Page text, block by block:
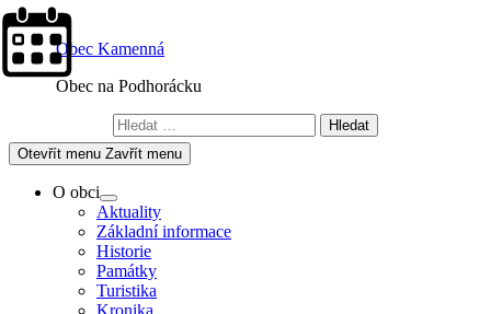
Skip
to
contentObec Kamenná
Obec na Podhorácku
Vyhledávání
Otevřít menu Zavřít menu
O obci
Show
sub
menu
Aktuality
Základní informace
Historie
Památky
Turistika
Kronika